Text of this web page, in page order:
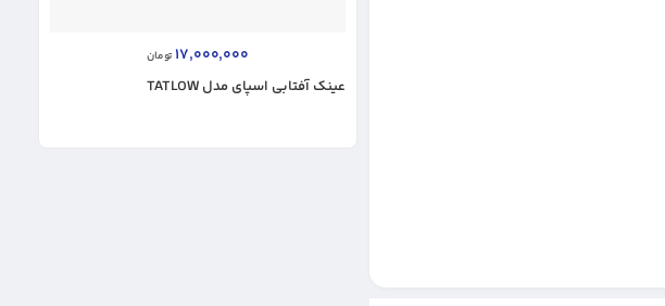
17,000,000 تومان
عینک آفتابی اسپای مدل TATLOW